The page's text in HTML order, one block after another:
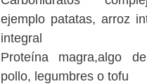
ejemplo patatas, arroz
integral
Proteína magra,algo
pollo, legumbres o tofu